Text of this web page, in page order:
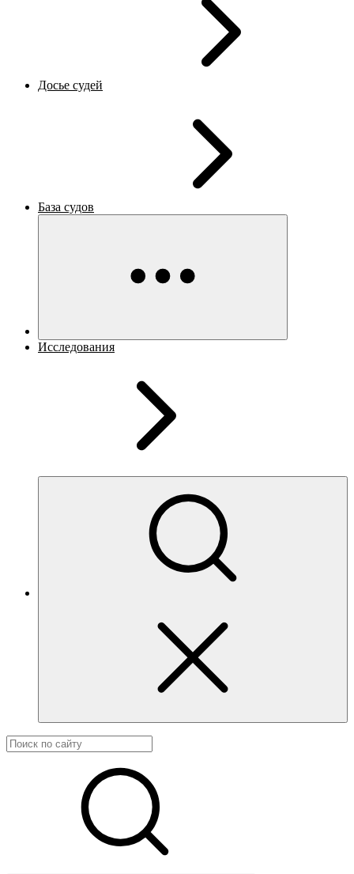
Досье судей
База судов
Исследования